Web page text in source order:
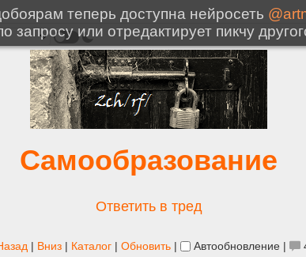
Самообразование
Ответить в тред
| Вниз | Каталог | Обновить | Автообновление |